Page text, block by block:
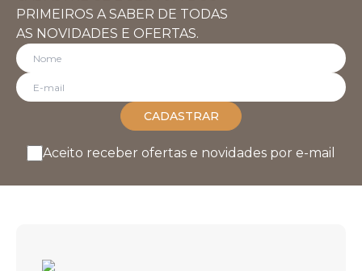
PRIMEIROS A SABER DE TODAS
AS NOVIDADES E OFERTAS.
CADASTRAR
Aceito receber ofertas e novidades por e-mail